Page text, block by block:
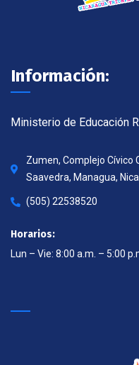
Información:
Ministerio de Educación
Zumen, Complejo Cívico
Saavedra, Managua,
(505) 22538520
Horarios:
Lun – Vie: 8:00 a.m. – 5:00